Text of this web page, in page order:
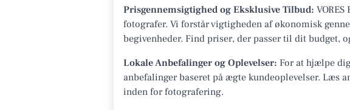
Prisgennemsigtighed og Eksklusive Tilbud:
fotografer. Vi forstår vigtigheden af økonomisk
begivenheder. Find priser, der passer til dit budget,
Lokale Anbefalinger og Oplevelser: For at hjælpe
anbefalinger baseret på ægte kundeoplevelser. Læs
inden for fotografering.